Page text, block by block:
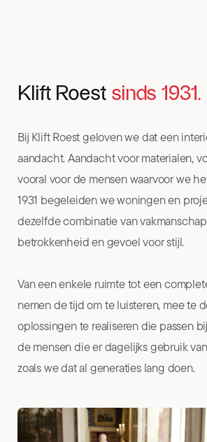
Klift Roest sinds 1931.
Bij Klift Roest geloven we dat een
aandacht. Aandacht voor materialen,
vooral voor de mensen waarvoor we
1931 begeleiden we woningen en
dezelfde combinatie van
betrokkenheid en gevoel voor stijl.
Van een enkele ruimte tot een
nemen de tijd om te luisteren, mee te
oplossingen te realiseren die passen
de mensen die er dagelijks gebruik
zoals we dat al generaties lang doen.